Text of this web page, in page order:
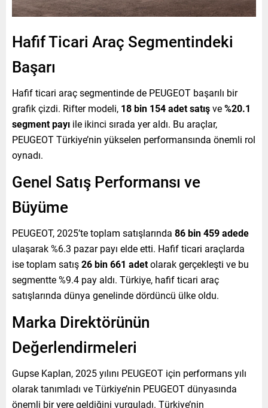
Hafif Ticari Araç Segmentindeki
Başarı
Hafif ticari araç segmentinde de PEUGEOT başarılı bir
grafik çizdi. Rifter modeli, 18 bin 154 adet satışve%20.1
segment payı ile ikinci sırada yer aldı. Bu araçlar,
PEUGEOT Türkiye’nin yükselen performansında önemli rol
oynadı.
Genel Satış Performansı ve
Büyüme
PEUGEOT, 2025’te toplam satışlarında 86 bin 459 adede
ulaşarak %6.3 pazar payı elde etti. Hafif ticari araçlarda
ise toplam satış26 bin 661 adetolarak gerçekleşti ve bu
segmentte %9.4 pay aldı. Türkiye, hafif ticari araç
satışlarında dünya genelinde dördüncü ülke oldu.
Marka Direktörünün
Değerlendirmeleri
Gupse Kaplan, 2025 yılını PEUGEOT için performans yılı
olarak tanımladı ve Türkiye’nin PEUGEOT dünyasında
önemli bir yere geldiğini vurguladı. Türkiye’nin